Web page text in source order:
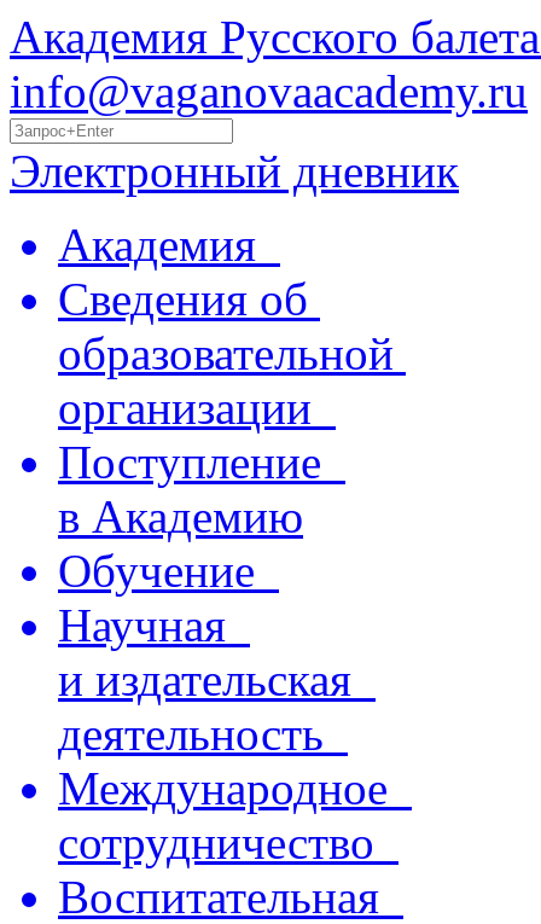
Академия Русского
info@vaganovaacademy.ru
Электронный дневник
Академия
Сведения об
образовательной
организации
Поступление
в Академию
Обучение
Научная
и издательская
деятельность
Международное
сотрудничество
Воспитательная